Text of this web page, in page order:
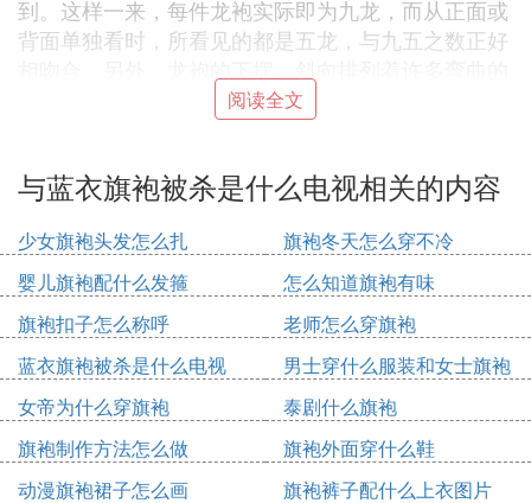
到。这样一来，每件龙袍实际即为九龙，而从正面或
背面单独看时，所看见的都是五龙，与九五之数正好
线条，名谓水脚。水脚之上，还有许多波浪翻滚的水
浪，水浪之上，又立有山石宝物，俗称“海水江涯”，
河”和“万世升平”的寓意。
皇后常服样式，与满族贵妇服饰基本相似，圆领、大
襟，衣领、衣袖及衣襟边缘，都饰有宽花边，只是图
案有所不同。本图展示的服装纹样为凤穿牡丹。整件
服装在鲜艳的蓝色缎地上，绣八只彩凤，彩凤中间，
穿插数朵牡丹。牡丹的颜色处理得净穆而素雅，色彩
变化惟妙，具有传统的山水画特点。与此相反，凤的
颜色比较浓重，红绿对比度极为强烈，具有典型民族
风格和时代特色。
[编辑本段]清代宫廷服饰氅衣
阅读全文
与蓝衣旗袍被杀是什么电视相关的内容
少女旗袍头发怎么扎
旗袍冬天怎么穿不冷
婴儿旗袍配什么发箍
怎么知道旗袍有味
旗袍扣子怎么称呼
老师怎么穿旗袍
蓝衣旗袍被杀是什么电视
男士穿什么服装和女士旗袍
搭配图片欣赏
女帝为什么穿旗袍
泰剧什么旗袍
旗袍制作方法怎么做
旗袍外面穿什么鞋
动漫旗袍裙子怎么画
旗袍裤子配什么上衣图片